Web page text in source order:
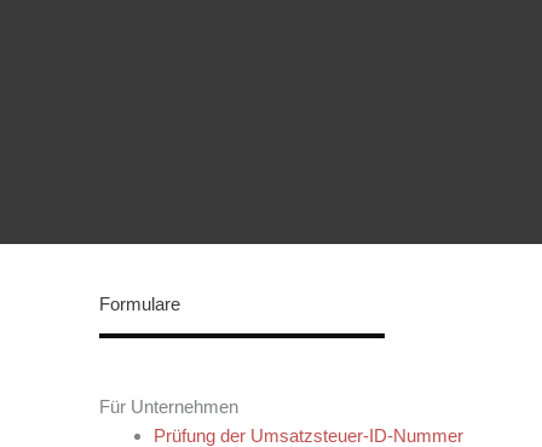
Formulare
Für Unternehmen
Prüfung der Umsatzsteuer-ID-Nummer